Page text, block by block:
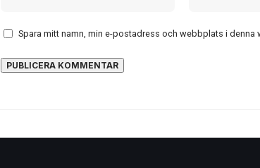
Spara mitt namn, min e-postadress och webbplats i denna